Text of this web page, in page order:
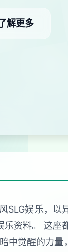
解更多
SLG娱乐，以
资料。 这座
中觉醒的力